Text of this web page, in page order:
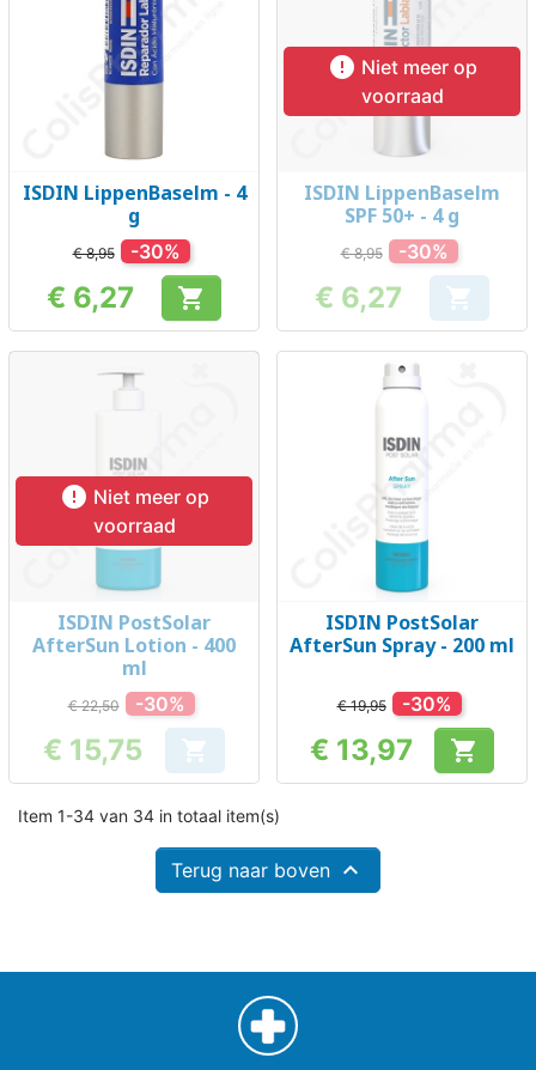
ISDIN LippenBaselm - 4
g
€ 8,95 -30%
Prijs
€ 6,27 
 Niet meer op
voorraad
ISDIN LippenBaselm
SPF 50+ - 4 g
€ 8,95 -30%
€ 6,27 
 Niet meer op
voorraad
ISDIN PostSolar
AfterSun Lotion - 400
ml
€ 22,50 -30%
Prijs
€ 15,75 
ISDIN PostSolar
AfterSun Spray - 200 ml
€ 19,95 -30%
Prijs
€ 13,97 
Item 1-34 van 34 in totaal item(s)
Terug naar boven 